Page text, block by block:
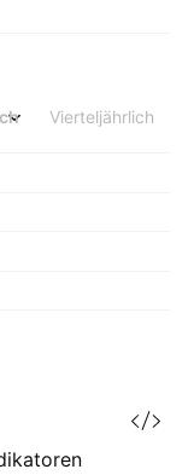
Vierteljährlich